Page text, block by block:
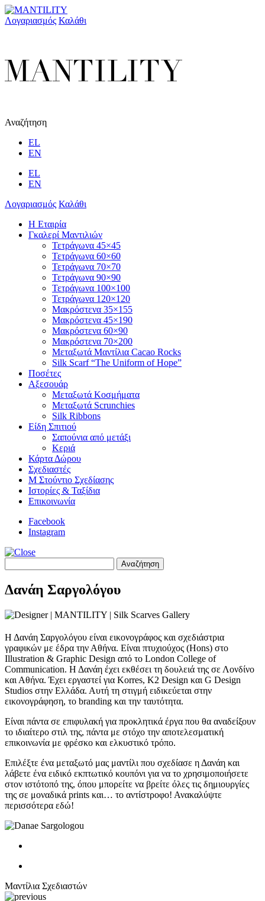
Λογαριασμός Καλάθι
Αναζήτηση
EL
EN
EL
EN
Λογαριασμός Καλάθι
Η Εταιρία
Γκαλερί Μαντιλιών
Τετράγωνα 45×45
Τετράγωνα 60×60
Τετράγωνα 70×70
Τετράγωνα 90×90
Τετράγωνα 100×100
Τετράγωνα 120×120
Μακρόστενα 35×155
Μακρόστενα 45×190
Μακρόστενα 60×90
Μακρόστενα 70×200
Μεταξωτά Μαντίλια Cacao Rocks
Silk Scarf “The Uniform of Hope”
Ποσέτες
Αξεσουάρ
Μεταξωτά Κoσμήματα
Μεταξωτά Scrunchies
Silk Ribbons
Είδη Σπιτιού
Σαπούνια από μετάξι
Κεριά
Κάρτα Δώρου
Σχεδιαστές
M Στούντιο Σχεδίασης
Ιστορίες & Ταξίδια
Επικοινωνία
Facebook
Instagram
για:
Δανάη Σαργολόγου
Η Δανάη Σαργολόγου είναι εικονογράφος και σχεδιάστρια
γραφικών με έδρα την Αθήνα. Είναι πτυχιούχος (Hons) στο
Illustration & Graphic Design από το London College of
Communication. Η Δανάη έχει εκθέσει τη δουλειά της σε Λονδίνο
και Αθήνα. Έχει εργαστεί για Korres, K2 Design και G Design
Studios στην Ελλάδα. Αυτή τη στιγμή ειδικεύεται στην
εικονογράφηση, το branding και την ταυτότητα.
Είναι πάντα σε επιφυλακή για προκλητικά έργα που θα αναδείξουν
το ιδιαίτερο στιλ της, πάντα με στόχο την αποτελεσματική
επικοινωνία με φρέσκο και ελκυστικό τρόπο.
Επιλέξτε ένα μεταξωτό μας μαντίλι που σχεδίασε η Δανάη και
λάβετε ένα ειδικό εκπτωτικό κουπόνι για να το χρησιμοποιήσετε
στον ιστότοπό της, όπου μπορείτε να βρείτε όλες τις δημιουργίες
της σε μοναδικά prints και… το αντίστροφο! Ανακαλύψτε
περισσότερα εδώ!
Μαντίλια Σχεδιαστών